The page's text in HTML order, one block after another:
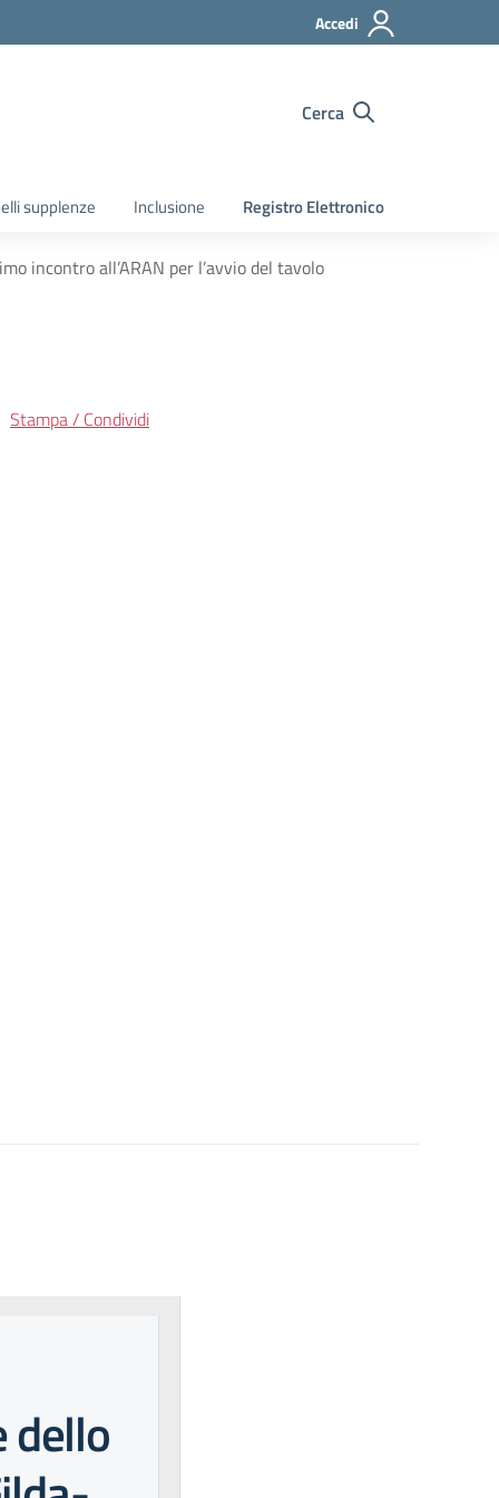
Accedi
Cerca
supplenze Inclusione Registro Elettronico
incontro all’ARAN per l’avvio del tavolo
Stampa / Condividi
dello